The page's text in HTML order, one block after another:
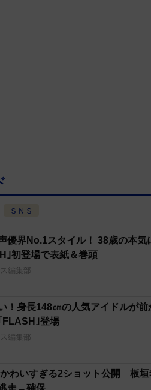
ＳＮＳ
優界No.1スタイル！ 38歳の本
｣初登場で表紙＆巻頭
編集部
！身長148㎝の人気アイドルが
｣登場
編集部
かわいすぎる2ショット公開 板